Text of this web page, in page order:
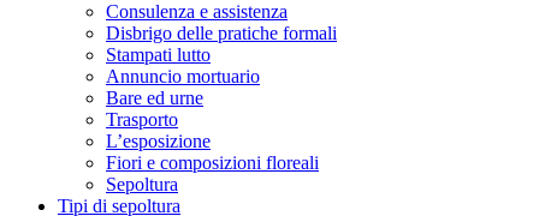
Consulenza e assistenza
Disbrigo delle pratiche formali
Stampati lutto
Annuncio mortuario
Bare ed urne
Trasporto
L’esposizione
Fiori e composizioni floreali
Sepoltura
Tipi di sepoltura